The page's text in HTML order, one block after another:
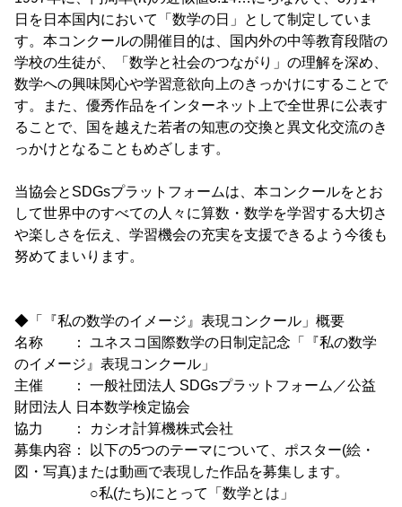
日を日本国内において「数学の日」として制定していま
す。本コンクールの開催目的は、国内外の中等教育段階の
学校の生徒が、「数学と社会のつながり」の理解を深め、
数学への興味関心や学習意欲向上のきっかけにすることで
す。また、優秀作品をインターネット上で全世界に公表す
ることで、国を越えた若者の知恵の交換と異文化交流のき
っかけとなることもめざします。
当協会とSDGsプラットフォームは、本コンクールをとお
して世界中のすべての人々に算数・数学を学習する大切さ
や楽しさを伝え、学習機会の充実を支援できるよう今後も
努めてまいります。
◆「『私の数学のイメージ』表現コンクール」概要
名称 ： ユネスコ国際数学の日制定記念「『私の数学
のイメージ』表現コンクール」
主催 ： 一般社団法人 SDGsプラットフォーム／公益
財団法人 日本数学検定協会
協力 ： カシオ計算機株式会社
募集内容： 以下の5つのテーマについて、ポスター(絵・
図・写真)または動画で表現した作品を募集します。
○私(たち)にとって「数学とは」